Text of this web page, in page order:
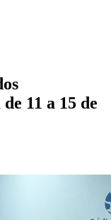
11 a 15 de